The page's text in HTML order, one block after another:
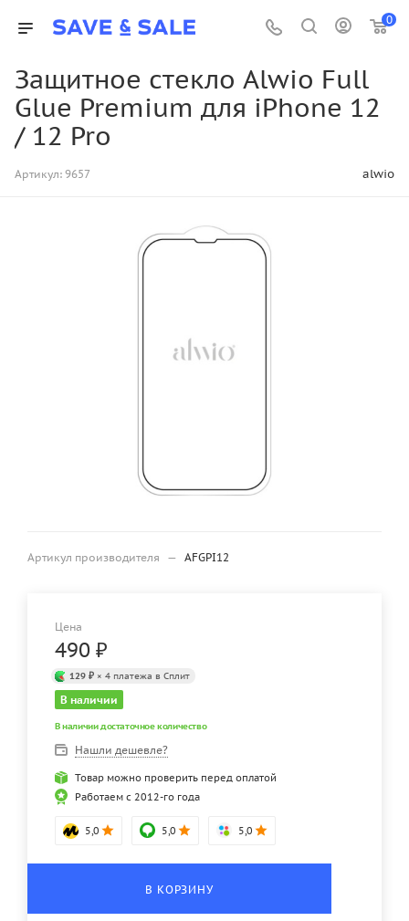
0
Защитное стекло Alwio Full
Glue Premium для iPhone 12
/ 12 Pro
Артикул: 9657 alwio
Артикул производителя — AFGPI12
Цена
490 ₽
129 ₽ × 4 платежа в Сплит
В наличии
В наличии достаточное количество
Нашли дешевле?
Товар можно проверить перед оплатой
Работаем с 2012-го года
5,0 5,0 5,0
В КОРЗИНУ